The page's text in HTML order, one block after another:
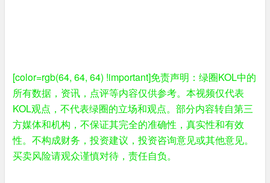
[color=rgb(64, 64, 64) !important]免责声明：绿圈KOL中的
所有数据，资讯，点评等内容仅供参考。本视频仅代表
KOL观点，不代表绿圈的立场和观点。部分内容转自第三
方媒体和机构，不保证其完全的准确性，真实性和有效
性。不构成财务，投资建议，投资咨询意见或其他意见。
买卖风险请观众谨慎对待，责任自负。